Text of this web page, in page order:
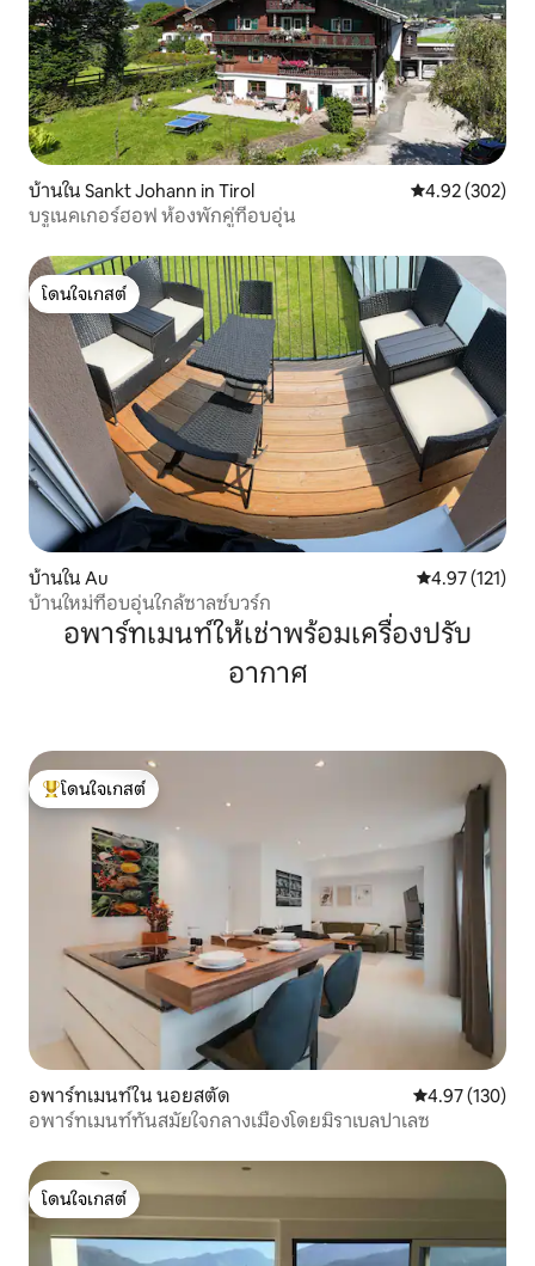
บ้านใน Sankt Johann in Tirol คะแนนเฉลี่ย
4.92 (302)
บรูเนคเกอร์ฮอฟ ห้องพักคู่ที่อบอุ่น
โดนใจเกสต์
โดนใจเกสต์
บ้านใน Au คะแนนเฉลี่ย
4.97 (121)
บ้านใหม่ที่อบอุ่นใกล้ซาลซ์บวร์ก
อพาร์ทเมนท์ให้เช่าพร้อมเครื่องปรับ
อากาศ
โดนใจเกสต์ที่สุด
โดนใจเกสต์
อพาร์ทเมนท์ใน นอยสตัด คะแนนเฉลี่ย
4.97 (130)
อพาร์ทเมนท์ทันสมัยใจกลางเมืองโดยมิราเบลปาเลซ
โดนใจเกสต์
โดนใจเกสต์